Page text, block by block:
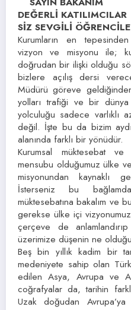
DEĞERLİ KATILIMCILAR
SİZ SEVGİLİ
Kurumların en
vizyon ve misyonu ile;
doğrudan bir ilişki olduğu
bizlere açılış dersi
Müdürü göreve
yolları trafiği ve bir
yolculuğu sadece varlıklı
değil. İşte bu da bizim
alanında farklı bir yönüdür.
Kurumsal müktesebat
mensubu olduğumuz ülke
misyonundan kaynaklı
İsterseniz bu
müktesebatına bakalım ve
gerekse ülke içi
çerçeve de
üzerimize düşenin ne
Beş bin yıllık kadim bir
medeniyete sahip olan
edilen Asya, Avrupa ve
coğrafyalar da, tarihin
Uzak doğudan Avrupa’ya